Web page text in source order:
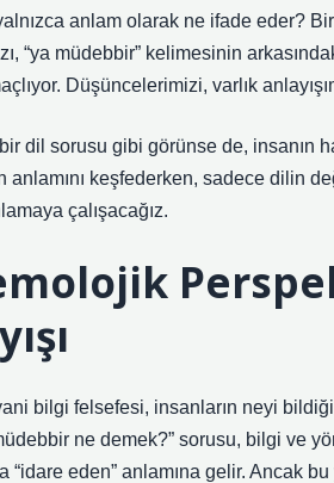
anlam olarak ne ifade eder?
“ya müdebbir” kelimesinin
Düşüncelerimizi, varlık
dil sorusu gibi görünse de, insanın
anlamını keşfederken, sadece dilin
çalışacağız.
bilgi felsefesi, insanların neyi
ne demek?” sorusu, bilgi ve
“idare eden” anlamına gelir. Ancak